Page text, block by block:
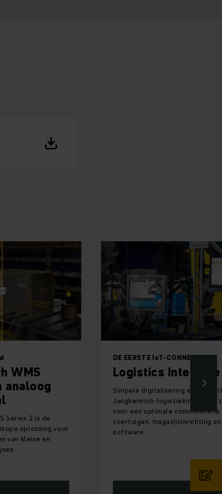
en networking: de
zorgt
en
Geïntegreerde SAP-oplossing
Jungheinrich
Warehouse
Management
Van de planning over de
support: wij implementeren de